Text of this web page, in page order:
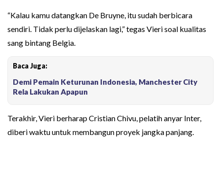
“Kalau kamu datangkan De Bruyne, itu sudah berbicara
sendiri. Tidak perlu dijelaskan lagi,” tegas Vieri soal kualitas
sang bintang Belgia.
Baca Juga:
Demi Pemain Keturunan Indonesia, Manchester City
Rela Lakukan Apapun
Terakhir, Vieri berharap Cristian Chivu, pelatih anyar Inter,
diberi waktu untuk membangun proyek jangka panjang.